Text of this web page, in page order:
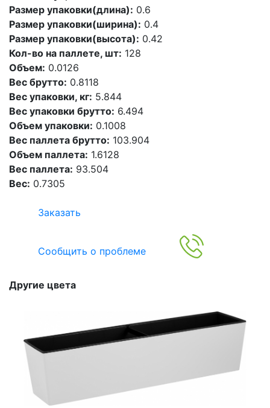
Размер упаковки(длина): 0.6
Размер упаковки(ширина): 0.4
Размер упаковки(высота): 0.42
Кол-во на паллете, шт: 128
Объем: 0.0126
Вес брутто: 0.8118
Вес упаковки, кг: 5.844
Вес упаковки брутто: 6.494
Объем упаковки: 0.1008
Вес паллета брутто: 103.904
Объем паллета: 1.6128
Вес паллета: 93.504
Вес: 0.7305
Заказать
Сообщить о проблеме
Другие цвета